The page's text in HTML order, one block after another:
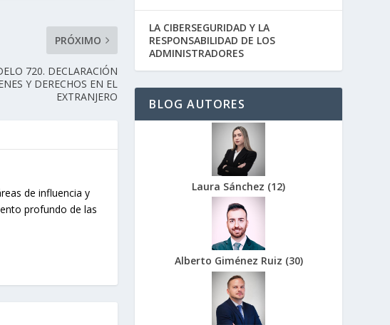
PRÓXIMO
720. DECLARACIÓN
Y DERECHOS EN EL
EXTRANJERO
de influencia y
profundo de las
LA CIBERSEGURIDAD Y LA
RESPONSABILIDAD DE LOS
ADMINISTRADORES
BLOG AUTORES
Laura Sánchez (12)
Alberto Giménez Ruiz (30)